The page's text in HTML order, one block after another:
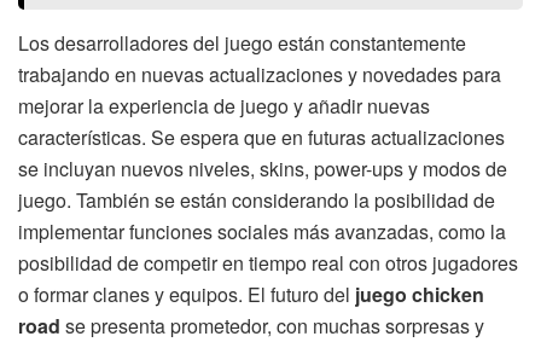
Los desarrolladores del juego están constantemente
trabajando en nuevas actualizaciones y novedades para
mejorar la experiencia de juego y añadir nuevas
características. Se espera que en futuras actualizaciones
se incluyan nuevos niveles, skins, power-ups y modos de
juego. También se están considerando la posibilidad de
implementar funciones sociales más avanzadas, como la
posibilidad de competir en tiempo real con otros jugadores
o formar clanes y equipos. El futuro del juego chicken
road se presenta prometedor, con muchas sorpresas y